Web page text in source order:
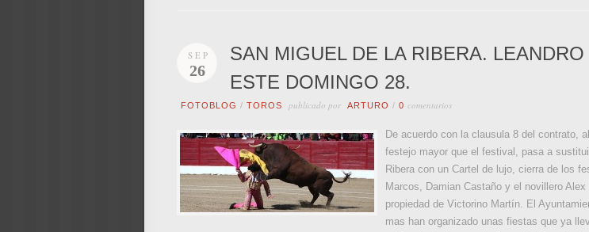
SEP
26
SAN MIGUEL DE LA RIBERA.
ESTE DOMINGO 28.
FOTOBLOG / TOROS publicado por ARTURO / 0 comentarios
De acuerdo con la clausula 8 del contrato,
festejo mayor que el festival, pasa a
Ribera con un Cartel de lujo, cierra de los
Marcos, Damian Castaño y el novillero
propiedad de Victorino Martín. El
mas han organizado unas fiestas que ya